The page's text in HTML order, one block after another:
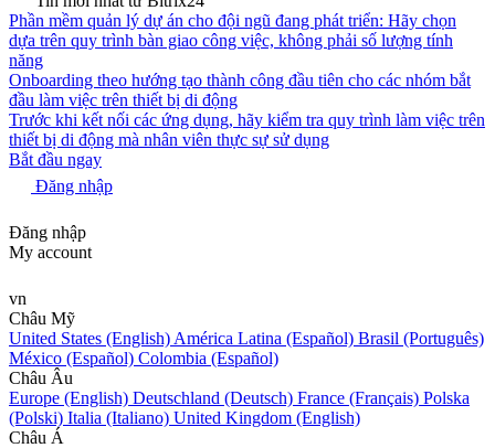
Phần mềm quản lý dự án cho đội ngũ đang phát triển: Hãy chọn
dựa trên quy trình bàn giao công việc, không phải số lượng tính
năng
Onboarding theo hướng tạo thành công đầu tiên cho các nhóm bắt
đầu làm việc trên thiết bị di động
Trước khi kết nối các ứng dụng, hãy kiểm tra quy trình làm việc trên
thiết bị di động mà nhân viên thực sự sử dụng
Bắt đầu ngay
Đăng nhập
Đăng nhập
My account
vn
Châu Mỹ
United States (English) América Latina (Español) Brasil (Português)
México (Español) Colombia (Español)
Châu Âu
Europe (English) Deutschland (Deutsch) France (Français) Polska
(Polski) Italia (Italiano) United Kingdom (English)
Châu Á